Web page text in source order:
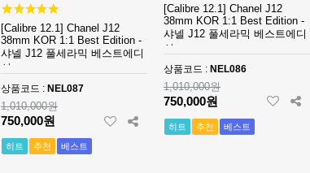
[Calibre 12.1] Chanel J12
38mm KOR 1:1 Best Edition -
샤넬 J12 풀세라믹 베스트에디
션
상품코드 : NEL087
1,010,000원
750,000원
히트 추천 베스트
[Calibre 12.1] Chanel J12
38mm KOR 1:1 Best Edition -
샤넬 J12 풀세라믹 베스트에디
션
상품코드 : NEL086
1,010,000원
750,000원
히트 추천 베스트